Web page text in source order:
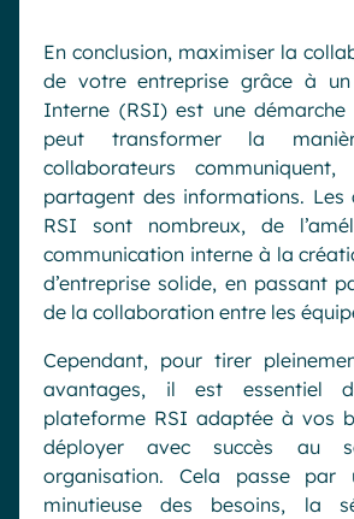
En conclusion, maximiser la
de votre entreprise grâce à un
Interne (RSI) est une
peut transformer la
collaborateurs
partagent des informations. Les
RSI sont nombreux, de
communication interne à la
d’entreprise solide, en passant
de la collaboration entre les
Cependant, pour tirer
avantages, il est essentiel
plateforme RSI adaptée à vos
déployer avec succès au
organisation. Cela passe par
minutieuse des besoins, la